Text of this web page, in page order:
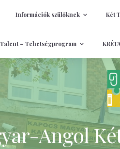
Angol
Információk szülőknek Két
– Tehetségprogram